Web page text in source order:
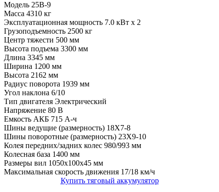
Модель 25B-9
Масса 4310 кг
Эксплуатационная мощность 7.0 кВт x 2
Грузоподъемность 2500 кг
Центр тяжести 500 мм
Высота подъема 3300 мм
Длина 3345 мм
Ширина 1200 мм
Высота 2162 мм
Радиус поворота 1939 мм
Угол наклона 6/10
Тип двигателя Электрический
Напряжение 80 В
Емкость АКБ 715 А-ч
Шины ведущие (размерность) 18X7-8
Шины поворотные (размерность) 23X9-10
Колея передних/задних колес 980/993 мм
Колесная база 1400 мм
Размеры вил 1050x100x45 мм
Максимальная скорость движения 17/18 км/ч
Купить тяговый аккумулятор